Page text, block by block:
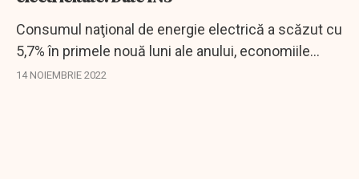
Consumul naţional de energie electrică a scăzut cu
5,7% în primele nouă luni ale anului, economiile
populaţiei fiind de 8,1% faţă de aceeaşi perioadă a
14 NOIEMBRIE 2022